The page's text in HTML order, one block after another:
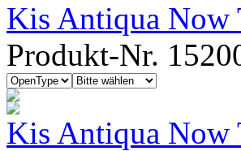
Kis Antiqua Now
Produkt-Nr.
Kis Antiqua Now